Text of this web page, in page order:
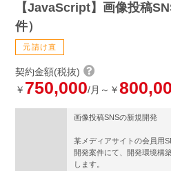
【JavaScript】画像投稿
件）
元請け直
契約金額(税抜)
￥ 750,000/月～￥
画像投稿SNSの新規開発
某メディアサイトの会員用
開発案件にて、開発環境構
します。